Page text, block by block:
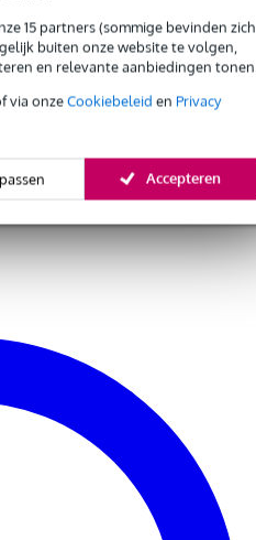
15 partners (sommige bevinden zich
buiten onze website te volgen,
en relevante aanbiedingen tonen.
via onzeCookiebeleid en Privacy
Accepteren